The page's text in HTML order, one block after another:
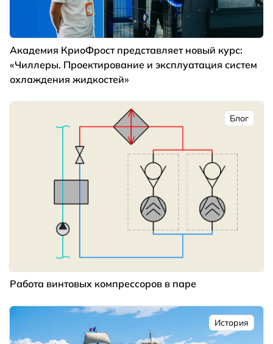
Академия КриоФрост представляет новый курс:
«Чиллеры. Проектирование и эксплуатация систем
охлаждения жидкостей»
Блог
Работа винтовых компрессоров в паре
История